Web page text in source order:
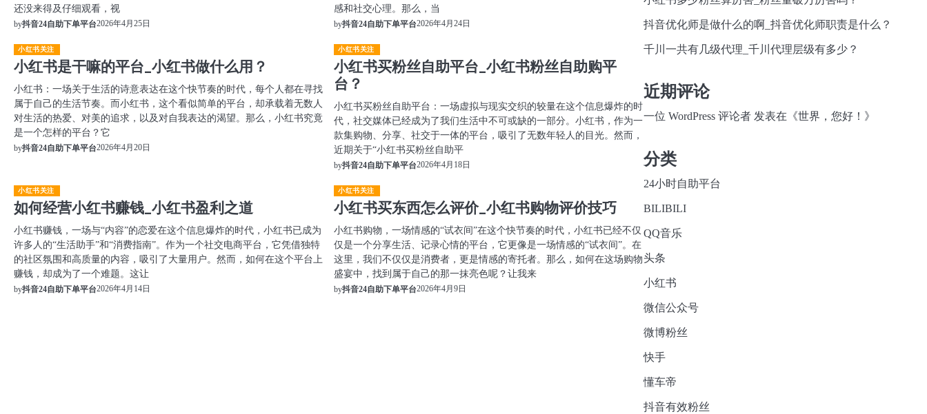
还没来得及仔细观看，视
by抖音24自助下单平台2026年4月25日
感和社交心理。那么，当
by抖音24自助下单平台2026年4月24日
小红书关注
小红书是干嘛的平台_小红书做什么用？
小红书：一场关于生活的诗意表达在这个快节奏的时代，每个人都在寻找
属于自己的生活节奏。而小红书，这个看似简单的平台，却承载着无数人
对生活的热爱、对美的追求，以及对自我表达的渴望。那么，小红书究竟
是一个怎样的平台？它
by抖音24自助下单平台2026年4月20日
小红书关注
小红书买粉丝自助平台_小红书粉丝自助购平
台？
小红书买粉丝自助平台：一场虚拟与现实交织的较量在这个信息爆炸的时
代，社交媒体已经成为了我们生活中不可或缺的一部分。小红书，作为一
款集购物、分享、社交于一体的平台，吸引了无数年轻人的目光。然而，
近期关于“小红书买粉丝自助平
by抖音24自助下单平台2026年4月18日
小红书关注
如何经营小红书赚钱_小红书盈利之道
小红书赚钱，一场与“内容”的恋爱在这个信息爆炸的时代，小红书已成为
许多人的“生活助手”和“消费指南”。作为一个社交电商平台，它凭借独特
的社区氛围和高质量的内容，吸引了大量用户。然而，如何在这个平台上
赚钱，却成为了一个难题。这让
by抖音24自助下单平台2026年4月14日
小红书关注
小红书买东西怎么评价_小红书购物评价技巧
小红书购物，一场情感的“试衣间”在这个快节奏的时代，小红书已经不仅
仅是一个分享生活、记录心情的平台，它更像是一场情感的“试衣间”。在
这里，我们不仅仅是消费者，更是情感的寄托者。那么，如何在这场购物
盛宴中，找到属于自己的那一抹亮色呢？让我来
by抖音24自助下单平台2026年4月9日
抖音优化师是做什么的啊_抖音优化师职责是什么？
千川一共有几级代理_千川代理层级有多少？
近期评论
一位 WordPress 评论者发表在《世界，您好！ 》
分类
24小时自助平台
BILIBILI
QQ音乐
头条
小红书
微信公众号
微博粉丝
快手
懂车帝
抖音有效粉丝